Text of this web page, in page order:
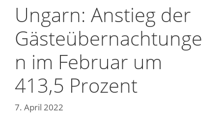
Ungarn: Anstieg der
Gästeübernachtunge
n im Februar um
413,5 Prozent
7. April 2022